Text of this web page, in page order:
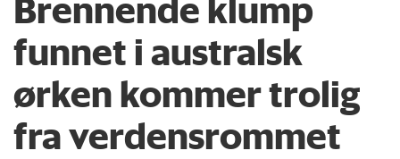
Brennende klump
funnet i australsk
ørken kommer trolig
fra verdensrommet